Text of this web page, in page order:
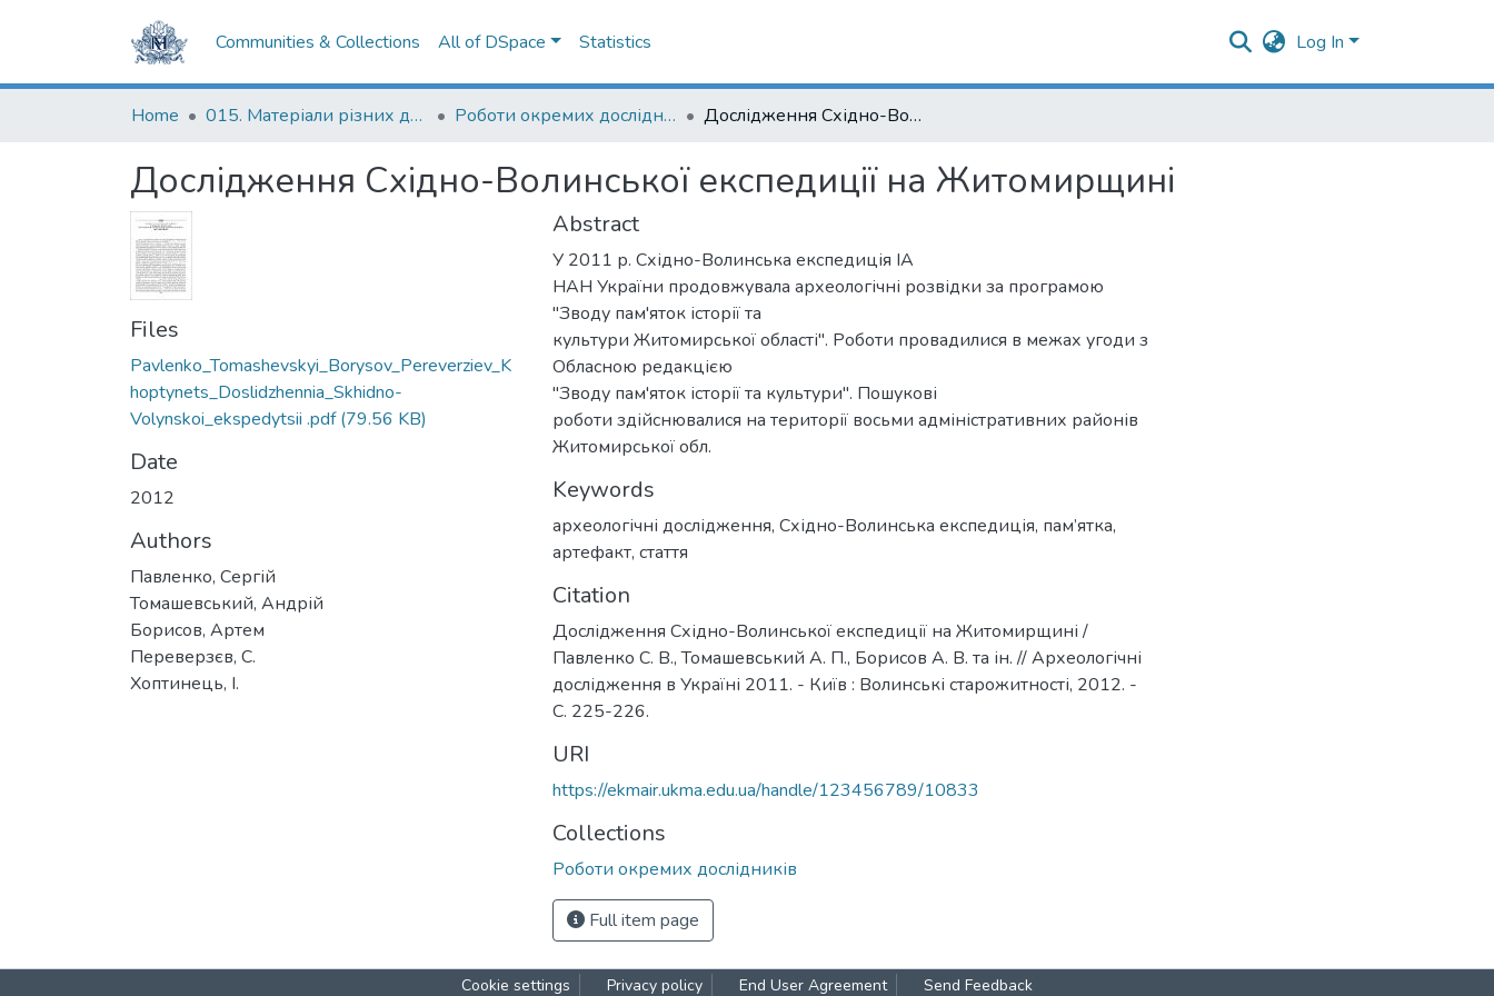
Communities & Collections All of DSpace Statistics Log In
Home 015. Матеріали різних дослідників та організацій Роботи окремих дослідників Дослідження Східно-Волинської експедиції на Житомирщині
Дослідження Східно-Волинської експедиції на Житомирщині
Files
Pavlenko_Tomashevskyi_Borysov_Pereverziev_K
hoptynets_Doslidzhennia_Skhidno-
Volynskoi_ekspedytsii .pdf(79.56 KB)
Date
2012
Authors
Павленко, Сергій
Томашевський, Андрій
Борисов, Артем
Переверзєв, С.
Хоптинець, І.
Abstract
У 2011 р. Східно-Волинська експедиція ІА
НАН України продовжувала археологічні розвідки за програмою
"Зводу пам'яток історії та
культури Житомирської області". Роботи провадилися в межах угоди з
Обласною редакцією
"Зводу пам'яток історії та культури". Пошукові
роботи здійснювалися на території восьми адміністративних районів
Житомирської обл.
Keywords
археологічні дослідження, Східно-Волинська експедиція, пам’ятка,
артефакт, стаття
Citation
Дослідження Східно-Волинської експедиції на Житомирщині /
Павленко С. В., Томашевський А. П., Борисов А. В. та ін. // Археологічні
дослідження в Україні 2011. - Київ : Волинські старожитності, 2012. -
С. 225-226.
URI
https://ekmair.ukma.edu.ua/handle/123456789/10833
Collections
Роботи окремих дослідників
Full item page
Cookie settings Privacy policy End User Agreement Send Feedback